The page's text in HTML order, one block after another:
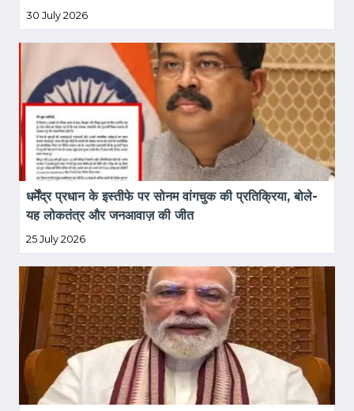
30 July 2026
धर्मेंद्र प्रधान के इस्तीफे पर सोनम वांगचुक की प्रतिक्रिया, बोले-
यह लोकतंत्र और जनआवाज़ की जीत
25 July 2026